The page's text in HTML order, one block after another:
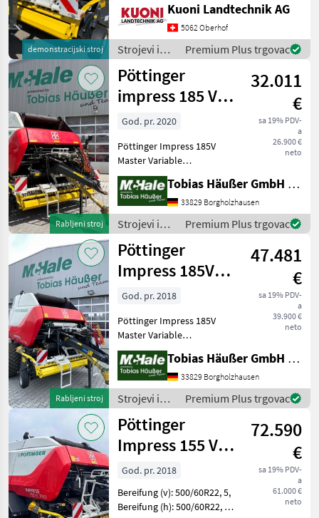
demonstracijski stroj
Pickup, Liftup Rotor mit 32
Messerschneidwerk, Easy
Move, Niederrollenhalter,
Power Control Bedi
Kuoni Landtechnik AG
5062 Oberhof
Strojevi i
oprema za
travu i
baliranje /
Pöttinger
Premium Plus trgovac
Rabljeni stroj
Pöttinger
impress 185 V
Master
32.011
€
sa 19% PDV-
a
26.900 €
neto
God. pr. 2020
Pöttinger Impress 185V
Master Variable
Riemenpresse Bj.2020 S/N:
VBP00045004001 008 Typ
8330 Ballenstand: 19850 -
16 Messer Schneidwerk -
Messerschublade - Pick-U
Tobias Häußer GmbH & Co. KG
33829 Borgholzhausen
Strojevi i
oprema za
travu i
baliranje /
Pöttinger
Premium Plus trgovac
Rabljeni stroj
Pöttinger
Impress 185V
Master
47.481
€
sa 19% PDV-
a
39.900 €
neto
God. pr. 2018
Pöttinger Impress 185V
Master Variable
Riemenpresse Bj.2018 S/N:
VBP00045004000 314 Typ
8330 Ballenstand: 4640 - 16
Messer Schneidwerk -
Messerschublade - gesteue
Tobias Häußer GmbH & Co. KG
33829 Borgholzhausen
Strojevi i
oprema za
travu i
baliranje /
Pöttinger
Premium Plus trgovac
Pöttinger
Impress 155 V
Pro
72.590
€
sa 19% PDV-
a
61.000 €
neto
God. pr. 2018
Bereifung (v): 500/60R22, 5,
Bereifung (h): 500/60R22, 5,